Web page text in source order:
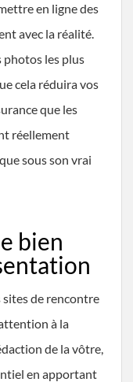
en ligne des
avec la réalité.
photos les plus
cela réduira vos
que les
réellement
sous son vrai
bien
sites de rencontre
à la
de la vôtre,
en apportant